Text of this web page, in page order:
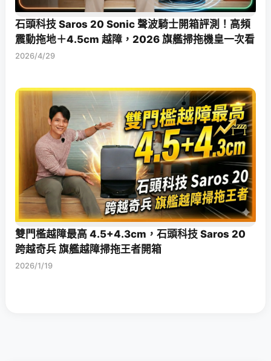
石頭科技 Saros 20 Sonic 聲波騎士開箱評測！高頻
震動拖地＋4.5cm 越障，2026 旗艦掃拖機皇一次看
2026/4/29
雙門檻越障最高 4.5+4.3cm，石頭科技 Saros 20
跨越奇兵 旗艦越障掃拖王者開箱
2026/1/19